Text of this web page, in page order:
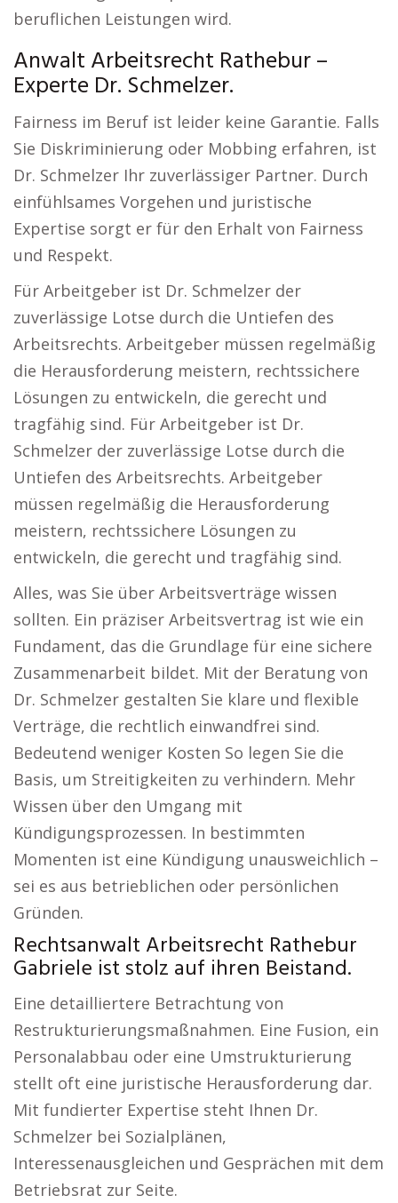
beruflichen Leistungen wird.
Anwalt Arbeitsrecht Rathebur –
Experte Dr. Schmelzer.
Fairness im Beruf ist leider keine Garantie. Falls
Sie Diskriminierung oder Mobbing erfahren, ist
Dr. Schmelzer Ihr zuverlässiger Partner. Durch
einfühlsames Vorgehen und juristische
Expertise sorgt er für den Erhalt von Fairness
und Respekt.
Für Arbeitgeber ist Dr. Schmelzer der
zuverlässige Lotse durch die Untiefen des
Arbeitsrechts. Arbeitgeber müssen regelmäßig
die Herausforderung meistern, rechtssichere
Lösungen zu entwickeln, die gerecht und
tragfähig sind. Für Arbeitgeber ist Dr.
Schmelzer der zuverlässige Lotse durch die
Untiefen des Arbeitsrechts. Arbeitgeber
müssen regelmäßig die Herausforderung
meistern, rechtssichere Lösungen zu
entwickeln, die gerecht und tragfähig sind.
Alles, was Sie über Arbeitsverträge wissen
sollten. Ein präziser Arbeitsvertrag ist wie ein
Fundament, das die Grundlage für eine sichere
Zusammenarbeit bildet. Mit der Beratung von
Dr. Schmelzer gestalten Sie klare und flexible
Verträge, die rechtlich einwandfrei sind.
Bedeutend weniger Kosten So legen Sie die
Basis, um Streitigkeiten zu verhindern. Mehr
Wissen über den Umgang mit
Kündigungsprozessen. In bestimmten
Momenten ist eine Kündigung unausweichlich –
sei es aus betrieblichen oder persönlichen
Gründen.
Rechtsanwalt Arbeitsrecht Rathebur
Gabriele ist stolz auf ihren Beistand.
Eine detailliertere Betrachtung von
Restrukturierungsmaßnahmen. Eine Fusion, ein
Personalabbau oder eine Umstrukturierung
stellt oft eine juristische Herausforderung dar.
Mit fundierter Expertise steht Ihnen Dr.
Schmelzer bei Sozialplänen,
Interessenausgleichen und Gesprächen mit dem
Betriebsrat zur Seite.